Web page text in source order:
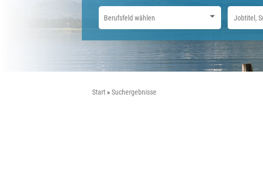
Start Suchergebnisse